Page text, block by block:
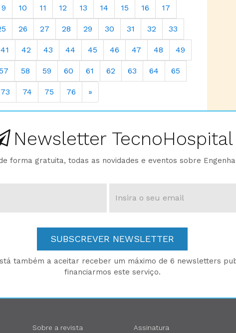
9 10 11 12 13 14 15 16 17
26 27 28 29 30 31 32 33
41 42 43 44 45 46 47 48 49
57 58 59 60 61 62 63 64 65
73 74 75 76 »
Newsletter TecnoHospital
forma gratuita, todas as novidades e eventos sobre
SUBSCREVER NEWSLETTER
também a aceitar receber um máximo de 6 newsletters
financiarmos este serviço.
Sobre a revista Assinatura